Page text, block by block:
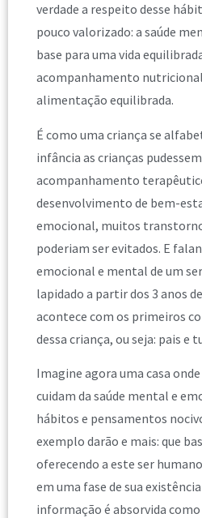
verdade a respeito desse
pouco valorizado: a saúde
base para uma vida
acompanhamento nutricional
alimentação equilibrada.
É como uma criança se
infância as crianças
acompanhamento
desenvolvimento de bem-
emocional, muitos
poderiam ser evitados. E
emocional e mental de um
lapidado a partir dos 3 anos
acontece com os primeiros
dessa criança, ou seja: pais e
Imagine agora uma casa
cuidam da saúde mental e
hábitos e pensamentos
exemplo darão e mais: que
oferecendo a este ser
em uma fase de sua
informação é absorvida